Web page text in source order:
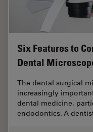
Six Features to
Dental
The dental surgical
increasingly
dental medicine,
endodontics. A